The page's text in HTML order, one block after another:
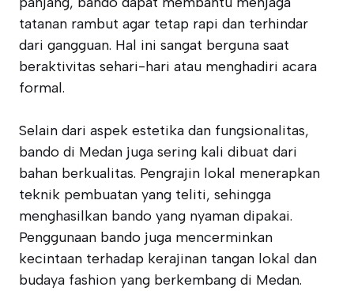
tatanan rambut agar tetap rapi dan terhindar
dari gangguan. Hal ini sangat berguna saat
beraktivitas sehari-hari atau menghadiri acara
formal.
Selain dari aspek estetika dan fungsionalitas,
bando di Medan juga sering kali dibuat dari
bahan berkualitas. Pengrajin lokal menerapkan
teknik pembuatan yang teliti, sehingga
menghasilkan bando yang nyaman dipakai.
Penggunaan bando juga mencerminkan
kecintaan terhadap kerajinan tangan lokal dan
budaya fashion yang berkembang di Medan.